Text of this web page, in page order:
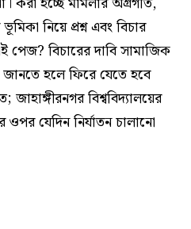
নিয়ে প্রশ্ন এবং বিচার
পেজ? বিচারের দাবি সামাজিক
হলে ফিরে যেতে হবে
বিশ্ববিদ্যালয়ের
ওপর যেদিন নির্যাতন চালানো